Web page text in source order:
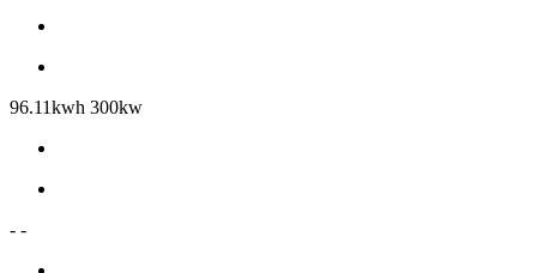
96.11kwh 300kw
- -